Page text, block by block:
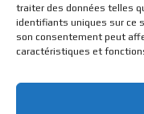
traiter des données telles
identifiants uniques sur ce
son consentement peut
caractéristiques et